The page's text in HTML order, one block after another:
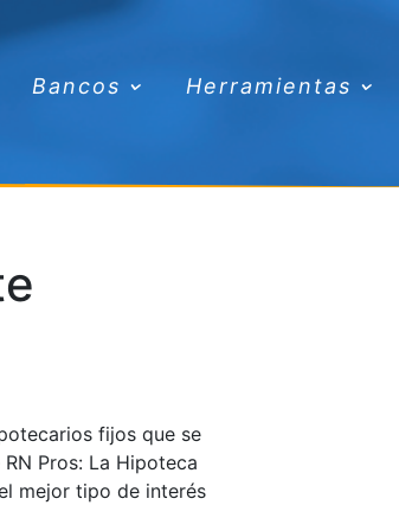
Bancos Herramientas
fijos que se
Pros: La Hipoteca
mejor tipo de interés